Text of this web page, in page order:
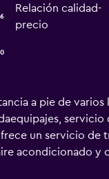
Relación calidad-
precio
a pie de
un servicio
acondicionado y
Este hotel está